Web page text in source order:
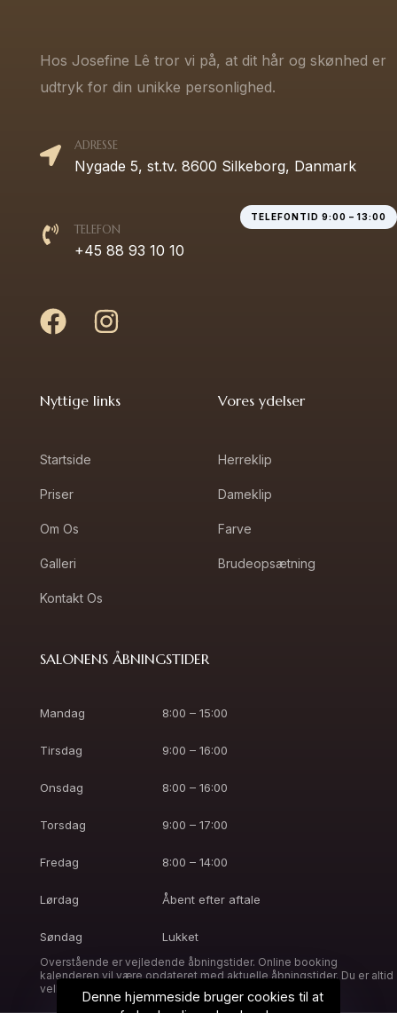
Hos Josefine Lê tror vi på, at dit hår og skønhed er
udtryk for din unikke personlighed.
ADRESSE
Nygade 5, st.tv. 8600 Silkeborg, Danmark
TELEFONTID 9:00 – 13:00
TELEFON
+45 88 93 10 10
Nyttige links
Startside
Priser
Om Os
Galleri
Kontakt Os
Vores ydelser
Herreklip
Dameklip
Farve
Brudeopsætning
SALONENS ÅBNINGSTIDER
Mandag 8:00 – 15:00
Tirsdag 9:00 – 16:00
Onsdag 8:00 – 16:00
Torsdag 9:00 – 17:00
Fredag 8:00 – 14:00
Lørdag Åbent efter aftale
Søndag Lukket
Overstående er vejledende åbningstider. Online booking
kalenderen vil være opdateret med aktuelle åbningstider. Du er altid
velkommen til at ringe, så finder vi en tid til dig.
Denne hjemmeside bruger cookies til at